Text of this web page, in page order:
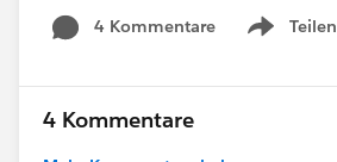
4 Kommentare
Teilen
Show menu
4 Kommentare